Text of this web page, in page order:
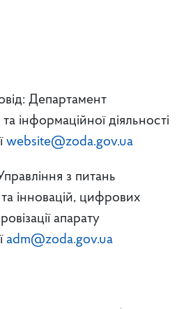
Департамент
інформаційної діяльності
website@zoda.gov.ua
з питань
інновацій, цифрових
апарату
adm@zoda.gov.ua